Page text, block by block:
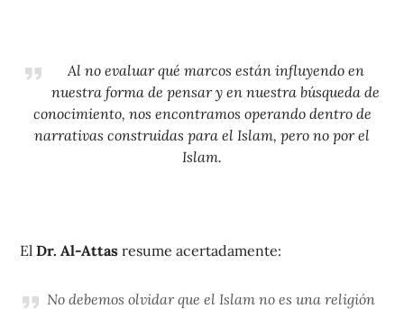
Al no evaluar qué marcos están influyendo en
nuestra forma de pensar y en nuestra búsqueda de
conocimiento, nos encontramos operando dentro de
narrativas construidas para el Islam, pero no por el
Islam.
ElDr. Al-Attasresume acertadamente:
No debemos olvidar que el Islam no es una religión